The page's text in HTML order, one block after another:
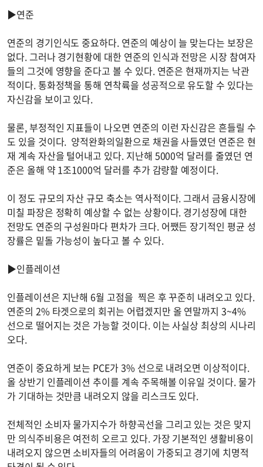
▶연준
연준의 경기인식도 중요하다. 연준의 예상이 늘 맞는다는 보장은
없다. 그러나 경기현황에 대한 연준의 인식과 전망은 시장 참여자
들의 그것에 영향을 준다고 볼 수 있다. 연준은 현재까지는 낙관
적이다. 통화정책을 통해 연착륙을 성공적으로 유도할 수 있다는
자신감을 보이고 있다.
물론, 부정적인 지표들이 나오면 연준의 이런 자신감은 흔들릴 수
도 있을 것이다. 양적완화의일환으로 채권을 사들였던 연준은 현
재 계속 자산을 털어내고 있다. 지난해 5000억 달러를 줄였던 연
준은 올해 약 1조1000억 달러를 추가 감량할 예정이다.
이 정도 규모의 자산 규모 축소는 역사적이다. 그래서 금융시장에
미칠 파장은 정확히 예상할 수 없는 상황이다. 경기성장에 대한
전망도 연준의 구성원마다 편차가 크다. 어쨌든 장기적인 평균 성
장률은 밑돌 가능성이 높다고 볼 수 있다.
▶인플레이션
인플레이션은 지난해 6월 고점을 찍은 후 꾸준히 내려오고 있다.
연준의 2% 타겟으로의 회귀는 어렵겠지만 올 연말까지 3~4%
선으로 떨어지는 것은 가능할 것이다. 이는 사실상 최상의 시나리
오다.
연준이 중요하게 보는 PCE가 3% 선으로 내려오면 이상적이다.
올 상반기 인플레이션 추이를 계속 주목해볼 이유일 것이다. 물가
가 기대하는 것만큼 내려오지 않을 리스크도 있다.
전체적인 소비자 물가지수가 하향곡선을 그리고 있는 것은 맞지
만 의식주비용은 여전히 오르고 있다. 가장 기본적인 생활비용이
내려오지 않으면 소비자들의 어려움이 가중되고 경기에 치명적